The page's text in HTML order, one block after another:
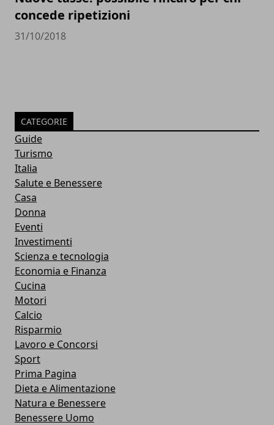
concede ripetizioni
31/10/2018
CATEGORIE
Guide
Turismo
Italia
Salute e Benessere
Casa
Donna
Eventi
Investimenti
Scienza e tecnologia
Economia e Finanza
Cucina
Motori
Calcio
Risparmio
Lavoro e Concorsi
Sport
Prima Pagina
Dieta e Alimentazione
Natura e Benessere
Benessere Uomo